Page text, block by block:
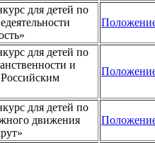
для детей по
для детей по
и
для детей по
движения